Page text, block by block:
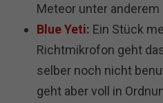
Meteor unter anderem
Blue Yeti: Ein Stück
Richtmikrofon geht
selber noch nicht
geht aber voll in